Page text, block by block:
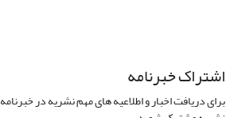
اشتراک خبرنامه
برای دریافت اخبار و اطلاعیه های مهم نشریه در خبرنامه